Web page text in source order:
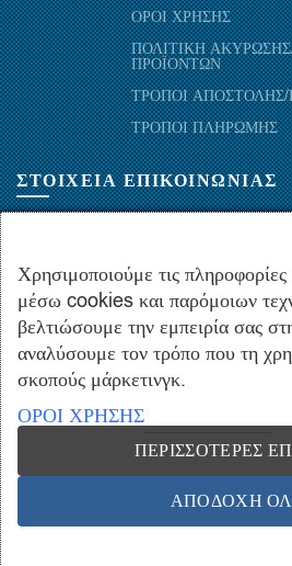
ΟΡΟΙ ΧΡΗΣΗΣ
ΠΟΛΙΤΙΚΗ
ΠΡΟΪΟΝΤΩΝ
ΤΡΟΠΟΙ
ΤΡΟΠΟΙ ΠΛΗΡΩΜΗΣ
ΣΤΟΙΧΕΙΑ ΕΠΙΚΟΙΝΩΝΙΑΣ
+30.210-5143367,+30.210-
+30.210-5133976
info@hydropac.gr
Δευτ. εως Παρ.: 08:00 - 16:00
Vrisko.gr
Χρησιμοποιούμε τις
μέσω cookies και παρόμοιων
βελτιώσουμε την εμπειρία σας
αναλύσουμε τον τρόπο που τη
σκοπούς μάρκετινγκ.
ΟΡΟΙ ΧΡΗΣΗΣ
ΠΕΡΙΣΣΌΤΕΡΕΣ
ΑΠΟΔΟΧΉ